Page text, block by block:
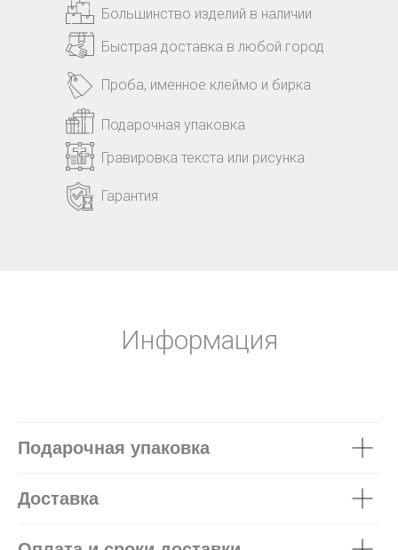
Большинство изделий в наличии
Быстрая доставка в любой город
Подарочная упаковка
Гравировка текста или рисунка
Проба, именное клеймо и бирка
Гарантия
Информация
Подарочная упаковка
Доставка